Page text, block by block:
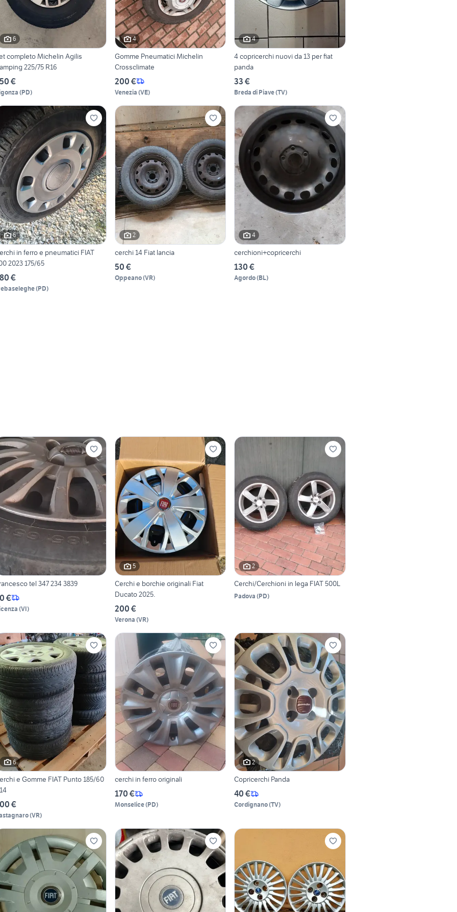
6
completo Michelin Agilis
225/75 R16
€
(PD)
4
Gomme Pneumatici Michelin
Crossclimate
200 €
Venezia (VE)
4
4 copricerchi nuovi da 13 per fiat
panda
33 €
Breda di Piave(TV)
6
in ferro e pneumatici FIAT
2023 175/65
€
(PD)
2
cerchi 14 Fiat lancia
50 €
Oppeano(VR)
4
cerchioni+copricerchi
130 €
Agordo(BL)
tel 347 234 3839
€
(VI)
5
Cerchi e borchie originali Fiat
Ducato 2025.
200 €
Verona (VR)
2
Cerchi/Cerchioni in lega FIAT 500L
Padova (PD)
6
e Gomme FIAT Punto 185/60
€
(VR)
cerchi in ferro originali
170 €
Monselice(PD)
2
Copricerchi Panda
40 €
Cordignano(TV)